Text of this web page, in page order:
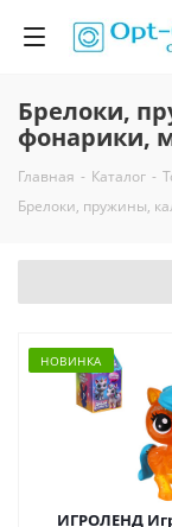
Брелоки,
фонарики,
Главная - Каталог -
Брелоки, пружины,
НОВИНКА
ИГРОЛЕНД